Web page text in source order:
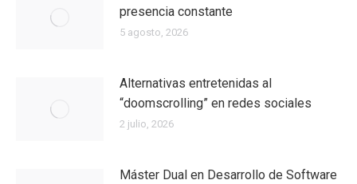
presencia constante
5 agosto, 2026
Alternativas entretenidas al
“doomscrolling” en redes sociales
2 julio, 2026
Máster Dual en Desarrollo de Software